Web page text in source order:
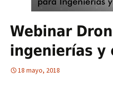
Webinar
ingenierías y
18 mayo, 2018